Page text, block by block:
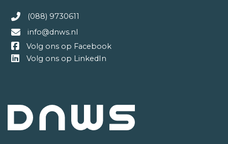
(088) 9730611
info@dnws.nl
Volg ons op Facebook
Volg ons op LinkedIn